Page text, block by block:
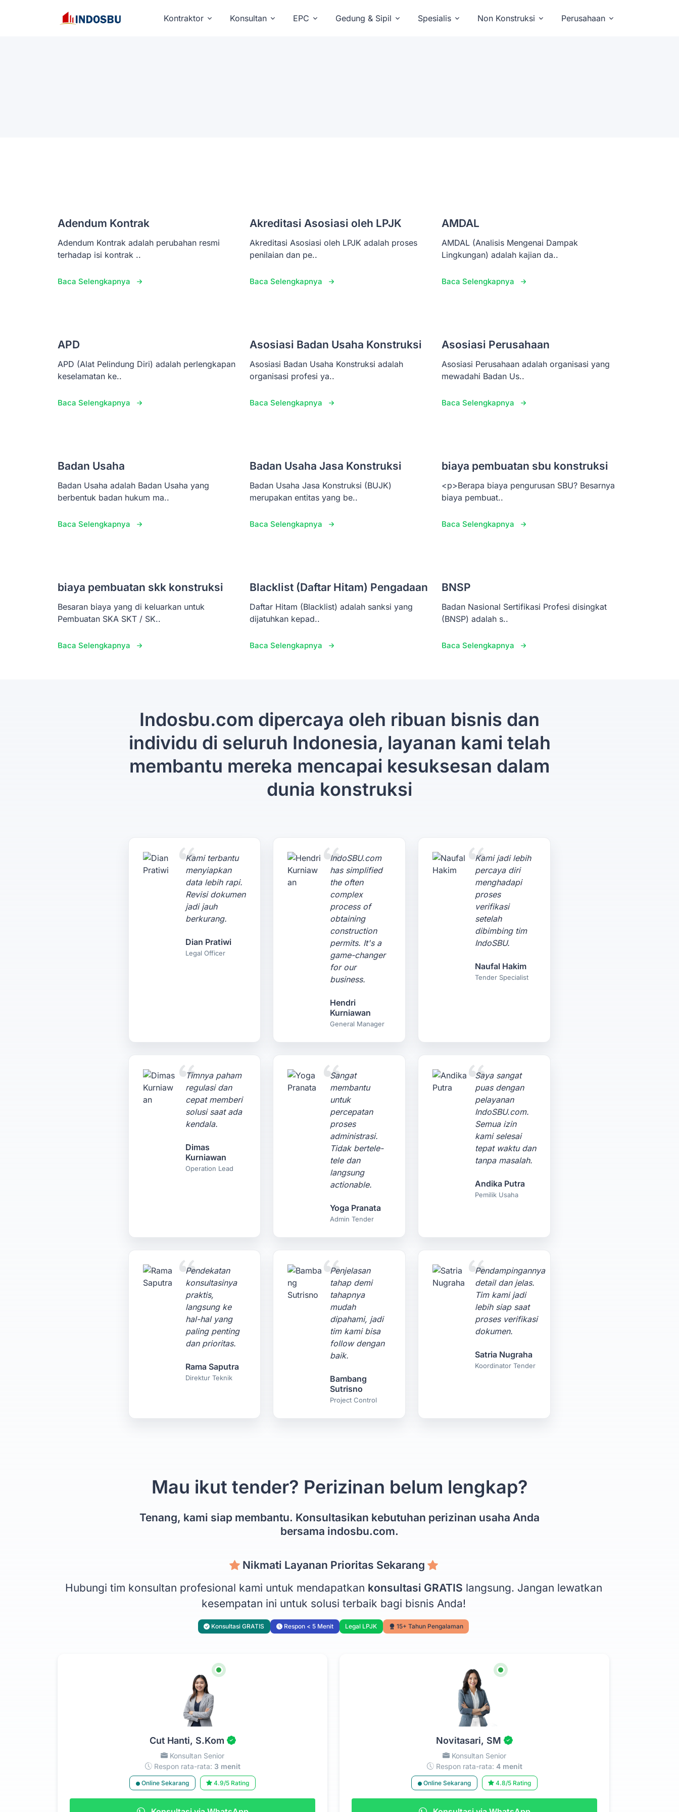
Kontraktor Konsultan EPC Gedung & Sipil Spesialis Non Konstruksi Perusahaan
Adendum Kontrak
Adendum Kontrak adalah perubahan resmi
terhadap isi kontrak ..
Baca Selengkapnya
Akreditasi Asosiasi oleh LPJK
Akreditasi Asosiasi oleh LPJK adalah proses
penilaian dan pe..
Baca Selengkapnya
AMDAL
AMDAL (Analisis Mengenai Dampak
Lingkungan) adalah kajian da..
Baca Selengkapnya
APD
APD (Alat Pelindung Diri) adalah perlengkapan
keselamatan ke..
Baca Selengkapnya
Asosiasi Badan Usaha Konstruksi
Asosiasi Badan Usaha Konstruksi adalah
organisasi profesi ya..
Baca Selengkapnya
Asosiasi Perusahaan
Asosiasi Perusahaan adalah organisasi yang
mewadahi Badan Us..
Baca Selengkapnya
Badan Usaha
Badan Usaha adalah Badan Usaha yang
berbentuk badan hukum ma..
Baca Selengkapnya
Badan Usaha Jasa Konstruksi
Badan Usaha Jasa Konstruksi (BUJK)
merupakan entitas yang be..
Baca Selengkapnya
biaya pembuatan sbu konstruksi
<p>Berapa biaya pengurusan SBU? Besarnya
biaya pembuat..
Baca Selengkapnya
biaya pembuatan skk konstruksi
Besaran biaya yang di keluarkan untuk
Pembuatan SKA SKT / SK..
Baca Selengkapnya
Blacklist (Daftar Hitam) Pengadaan
Daftar Hitam (Blacklist) adalah sanksi yang
dijatuhkan kepad..
Baca Selengkapnya
BNSP
Badan Nasional Sertifikasi Profesi disingkat
(BNSP) adalah s..
Baca Selengkapnya
Indosbu.com dipercaya oleh ribuan bisnis dan
individu di seluruh Indonesia, layanan kami telah
membantu mereka mencapai kesuksesan dalam
dunia konstruksi
Kami terbantu
menyiapkan
data lebih rapi.
Revisi dokumen
jadi jauh
berkurang.
Dian Pratiwi
Legal Officer
IndoSBU.com
has simplified
the often
complex
process of
obtaining
construction
permits. It's a
game-changer
for our
business.
Hendri
Kurniawan
General Manager
Kami jadi lebih
percaya diri
menghadapi
proses
verifikasi
setelah
dibimbing tim
IndoSBU.
Naufal Hakim
Tender Specialist
Timnya paham
regulasi dan
cepat memberi
solusi saat ada
kendala.
Dimas
Kurniawan
Operation Lead
Sangat
membantu
untuk
percepatan
proses
administrasi.
Tidak bertele-
tele dan
langsung
actionable.
Yoga Pranata
Admin Tender
Saya sangat
puas dengan
pelayanan
IndoSBU.com.
Semua izin
kami selesai
tepat waktu dan
tanpa masalah.
Andika Putra
Pemilik Usaha
Pendekatan
konsultasinya
praktis,
langsung ke
hal-hal yang
paling penting
dan prioritas.
Rama Saputra
Direktur Teknik
Penjelasan
tahap demi
tahapnya
mudah
dipahami, jadi
tim kami bisa
follow dengan
baik.
Bambang
Sutrisno
Project Control
Pendampingannya
detail dan jelas.
Tim kami jadi
lebih siap saat
proses verifikasi
dokumen.
Satria Nugraha
Koordinator Tender
Mau ikut tender? Perizinan belum lengkap?
Tenang, kami siap membantu. Konsultasikan kebutuhan perizinan usaha Anda
bersama indosbu.com.
Nikmati Layanan Prioritas Sekarang
Hubungi tim konsultan profesional kami untuk mendapatkan konsultasi GRATIS langsung. Jangan lewatkan
kesempatan ini untuk solusi terbaik bagi bisnis Anda!
Konsultasi GRATIS Respon < 5 Menit Legal LPJK 15+ Tahun Pengalaman
Cut Hanti, S.Kom
Konsultan Senior
Respon rata-rata: 3 menit
Online Sekarang 4.9/5 Rating
Novitasari, SM
Konsultan Senior
Respon rata-rata: 4 menit
Online Sekarang 4.8/5 Rating